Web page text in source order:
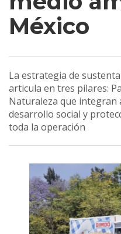
México
La estrategia de
articula en tres pilares:
Naturaleza que integran
desarrollo social y
toda la operación